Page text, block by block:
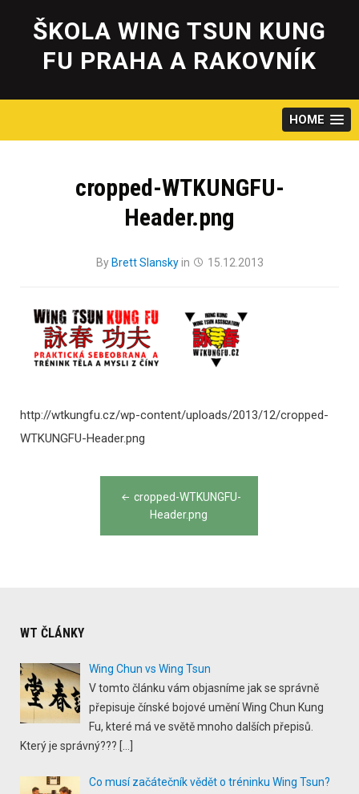
content
ŠKOLA WING TSUN KUNG
FU PRAHA A RAKOVNÍK
HOME
cropped-WTKUNGFU-
Header.png
By Brett Slanskyin 15.12.2013
http://wtkungfu.cz/wp-content/uploads/2013/12/cropped-
WTKUNGFU-Header.png
cropped-WTKUNGFU-
Header.png
WT ČLÁNKY
Wing Chun vs Wing Tsun
V tomto článku vám objasníme jak se správně
přepisuje čínské bojové umění Wing Chun Kung
Fu, které má ve světě mnoho dalších přepisů.
Který je správný??? […]
Co musí začátečník vědět o tréninku Wing Tsun?